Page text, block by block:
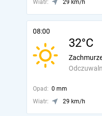
Wiatr: 29 km/h
08:00
32°C
Opad: 0 mm
Wiatr:
29 km/h